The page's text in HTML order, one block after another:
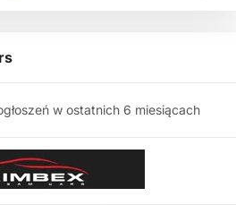
w ostatnich 6 miesiącach